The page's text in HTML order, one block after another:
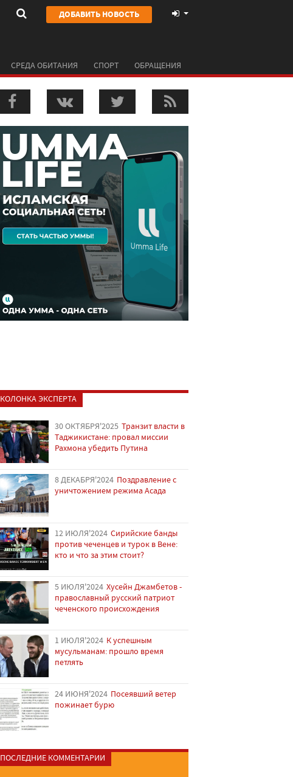
ДОБАВИТЬ НОВОСТЬ
СРЕДА ОБИТАНИЯ СПОРТ ОБРАЩЕНИЯ
КОЛОНКА ЭКСПЕРТА
30 ОКТЯБРЯ'2025 Транзит власти в
Таджикистане: провал миссии
Рахмона убедить Путина
8 ДЕКАБРЯ'2024 Поздравление с
уничтожением режима Асада
12 ИЮЛЯ'2024 Сирийские банды
против чеченцев и турок в Вене:
кто и что за этим стоит?
5 ИЮЛЯ'2024 Хусейн Джамбетов -
православный русский патриот
чеченского происхождения
1 ИЮЛЯ'2024 К успешным
мусульманам: прошло время
петлять
24 ИЮНЯ'2024 Посеявший ветер
пожинает бурю
ПОСЛЕДНИЕ КОММЕНТАРИИ